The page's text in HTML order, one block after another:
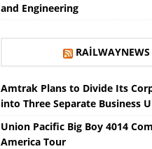
and Engineering
RAILWAYNEWS
Amtrak Plans to Divide Its
into Three Separate Business
Union Pacific Big Boy 4014
America Tour